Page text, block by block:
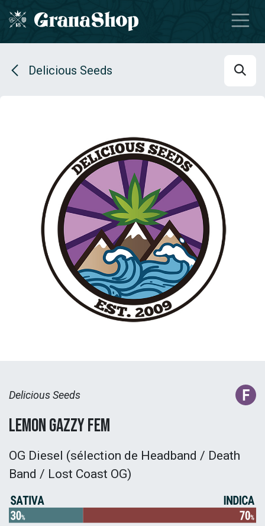
Se rendre au contenu
Delicious Seeds
Delicious Seeds
Lemon Gazzy Fem
OG Diesel (sélection de Headband / Death
Band / Lost Coast OG)